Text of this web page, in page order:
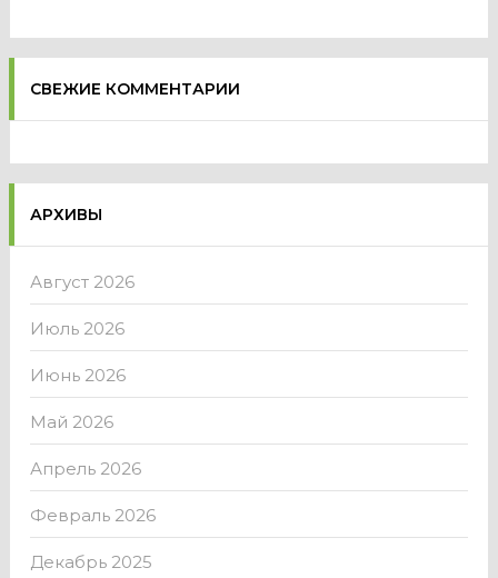
СВЕЖИЕ КОММЕНТАРИИ
АРХИВЫ
Август 2026
Июль 2026
Июнь 2026
Май 2026
Апрель 2026
Февраль 2026
Декабрь 2025